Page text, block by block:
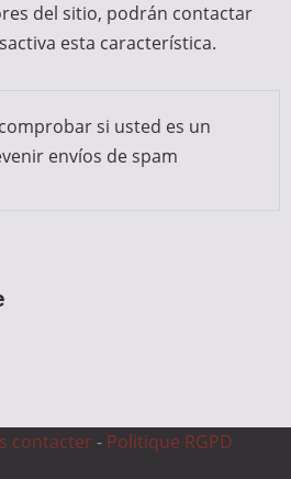
del sitio, podrán contactar
esta característica.
si usted es un
envíos de spam
contacter - Politique RGPD